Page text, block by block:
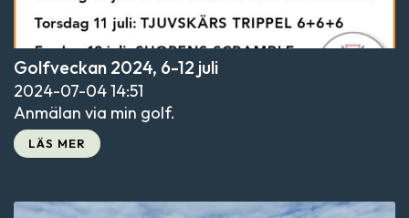
Golfveckan 2024, 6-12 juli
2024-07-0414:51
Anmälan via min golf.
LÄS MER